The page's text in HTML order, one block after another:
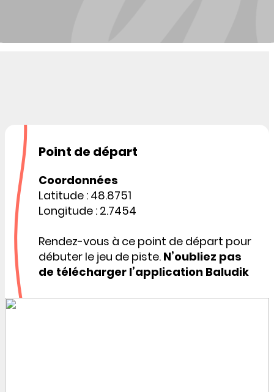
Point de départ
Coordonnées
Latitude : 48.8751
Longitude : 2.7454
Rendez-vous à ce point de départ pour
débuter le jeu de piste. N’oubliez pas
de télécharger l’application Baludik